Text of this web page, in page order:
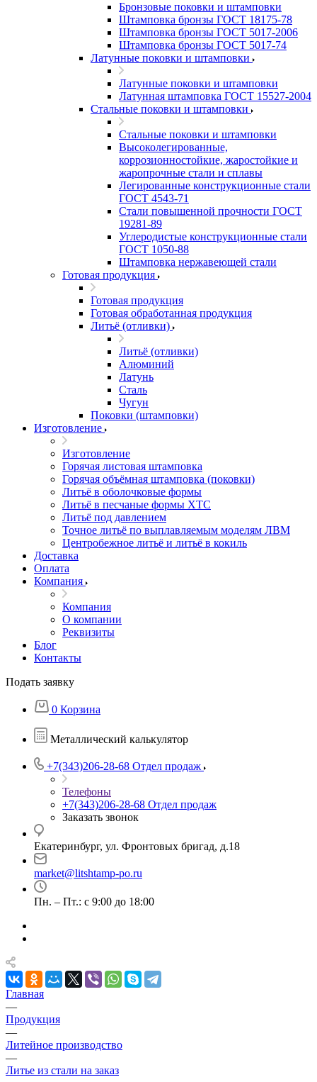
Бронзовые поковки и штамповки
Штамповка бронзы ГОСТ 18175-78
Штамповка бронзы ГОСТ 5017-2006
Штамповка бронзы ГОСТ 5017-74
Латунные поковки и штамповки
Латунные поковки и штамповки
Латунная штамповка ГОСТ 15527-2004
Стальные поковки и штамповки
Стальные поковки и штамповки
Высоколегированные,
коррозионностойкие, жаростойкие и
жаропрочные стали и сплавы
Легированные конструкционные стали
ГОСТ 4543-71
Стали повышенной прочности ГОСТ
19281-89
Углеродистые конструкционные стали
ГОСТ 1050-88
Штамповка нержавеющей стали
Готовая продукция
Готовая продукция
Готовая обработанная продукция
Литьё (отливки)
Литьё (отливки)
Алюминий
Латунь
Сталь
Чугун
Поковки (штамповки)
Изготовление
Изготовление
Горячая листовая штамповка
Горячая объёмная штамповка (поковки)
Литьё в оболочковые формы
Литьё в песчаные формы ХТС
Литьё под давлением
Точное литьё по выплавляемым моделям ЛВМ
Центробежное литьё и литьё в кокиль
Доставка
Оплата
Компания
Компания
О компании
Реквизиты
Блог
Контакты
Подать заявку
0 Корзина
Металлический калькулятор
+7(343)206-28-68 Отдел продаж
Телефоны
+7(343)206-28-68 Отдел продаж
Заказать звонок
Екатеринбург, ул. Фронтовых бригад, д.18
market@litshtamp-po.ru
Пн. – Пт.: с 9:00 до 18:00
Главная
—
Продукция
—
Литейное производство
—
Литье из стали на заказ